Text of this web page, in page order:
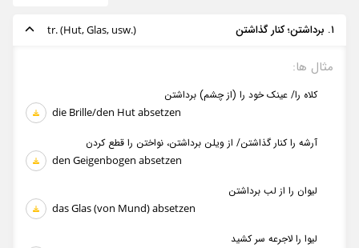
Songs
Redewendungen
Flashcard
۱. برداشتن؛ کنار گذاشتن tr. (Hut, Glas, usw.)
مثال‌ ها:
کلاه را/ عینک خود را (از چشم)‌ برداشتن
die Brille/den Hut absetzen
آرشه را کنار گذاشتن/ از ویلن برداشتن، نواختن را قطع کردن
den Geigenbogen absetzen
لیوان را از لب برداشتن
das Glas (von Mund) absetzen
لیوا را لاجرعه سر کشید